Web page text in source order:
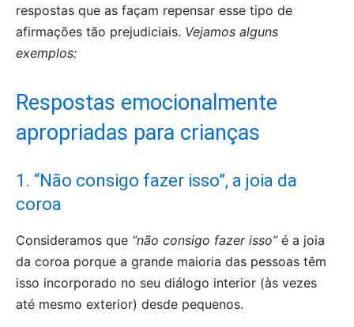
respostas que as façam repensar esse tipo de
afirmações tão prejudiciais. Vejamos alguns
exemplos:
Respostas emocionalmente
apropriadas para crianças
1. “Não consigo fazer isso”, a joia da
coroa
Consideramos que “não consigo fazer isso”é a joia
da coroa porque a grande maioria das pessoas têm
isso incorporado no seu diálogo interior (às vezes
até mesmo exterior) desde pequenos.